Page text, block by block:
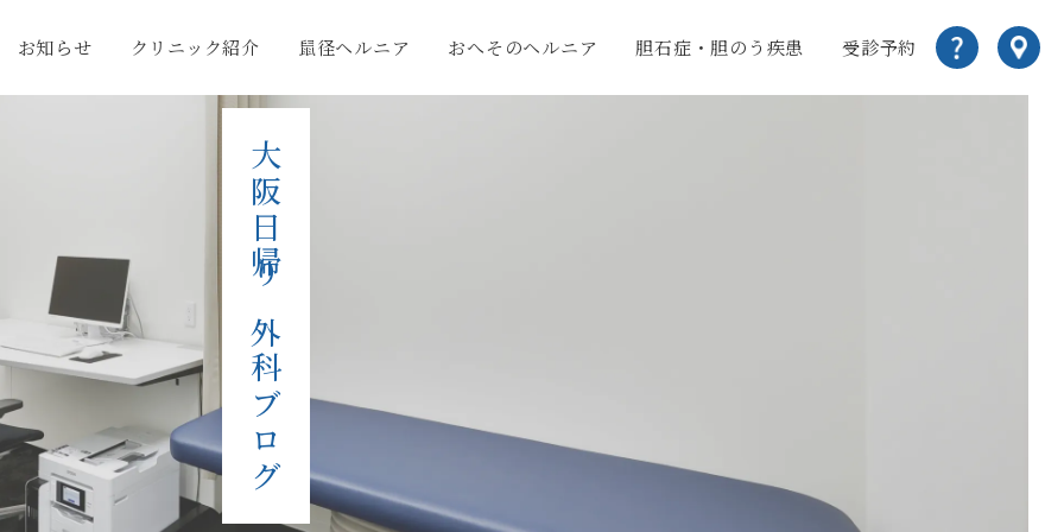
お知らせ クリニック紹介 鼠径ヘルニア おへそのヘルニア 胆石症・胆のう疾患 受診予約
大阪日帰り外科ブログ